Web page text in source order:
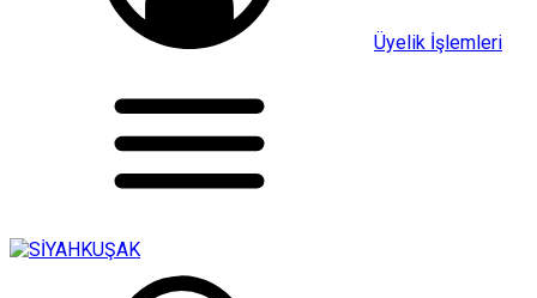
Üyelik İşlemleri